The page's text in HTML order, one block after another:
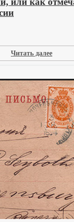
Читать далее:
или
как
святки
в